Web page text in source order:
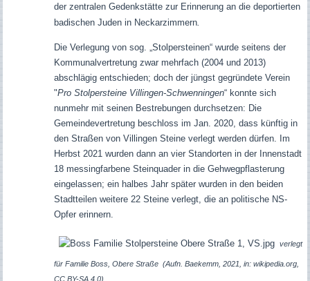
der zentralen Gedenkstätte zur Erinnerung an die deportierten
badischen Juden in Neckarzimmern.
Die Verlegung von sog. „Stolpersteinen“ wurde seitens der
Kommunalvertretung zwar mehrfach (2004 und 2013)
abschlägig entschieden; doch der jüngst gegründete Verein
"Pro Stolpersteine Villingen-Schwenningen“ konnte sich
nunmehr mit seinen Bestrebungen durchsetzen: Die
Gemeindevertretung beschloss im Jan. 2020, dass künftig in
den Straßen von Villingen Steineverlegt werden dürfen. Im
Herbst 2021 wurden dann an vier Standorten in der Innenstadt
18 messingfarbene Steinquader in die Gehwegpflasterung
eingelassen; ein halbes Jahr später wurden in den beiden
Stadtteilen weitere 22 Steine verlegt, die an politische NS-
Opfer erinnern.
verlegt
für Familie Boss, Obere Straße (Aufn. Baekemm, 2021, in: wikipedia.org,
CC BY-SA 4.0)